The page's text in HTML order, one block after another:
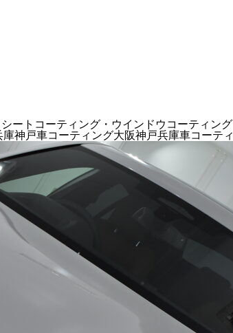
ートコーティング・ウインドウコーティング